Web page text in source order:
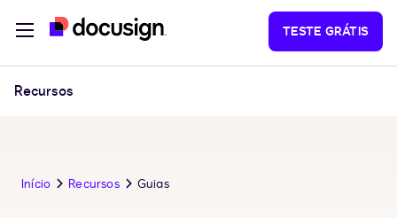
TESTE GRÁTIS
Recursos
Início Recursos Guias